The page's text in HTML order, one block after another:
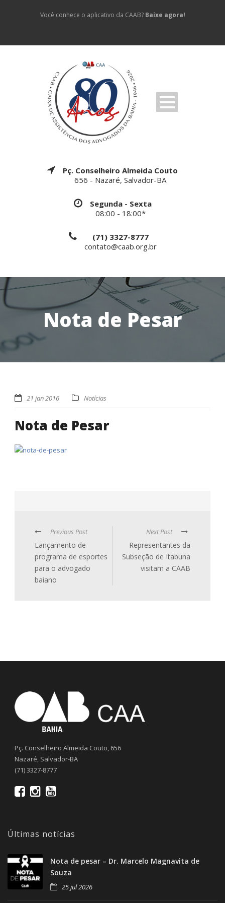
Você conhece o aplicativo da CAAB? Baixe agora!
Pç. Conselheiro Almeida Couto
656 - Nazaré, Salvador-BA
Segunda - Sexta
08:00 - 18:00*
(71) 3327-8777
contato@caab.org.br
Nota de Pesar
21 jan 2016 Notícias
Nota de Pesar
Previous Post
Lançamento de
programa de esportes
para o advogado
baiano
Next Post
Representantes da
Subseção de Itabuna
visitam a CAAB
Pç. Conselheiro Almeida Couto, 656
Nazaré, Salvador-BA
(71) 3327-8777
Últimas notícias
Nota de pesar – Dr. Marcelo Magnavita de
Souza
25 jul 2026